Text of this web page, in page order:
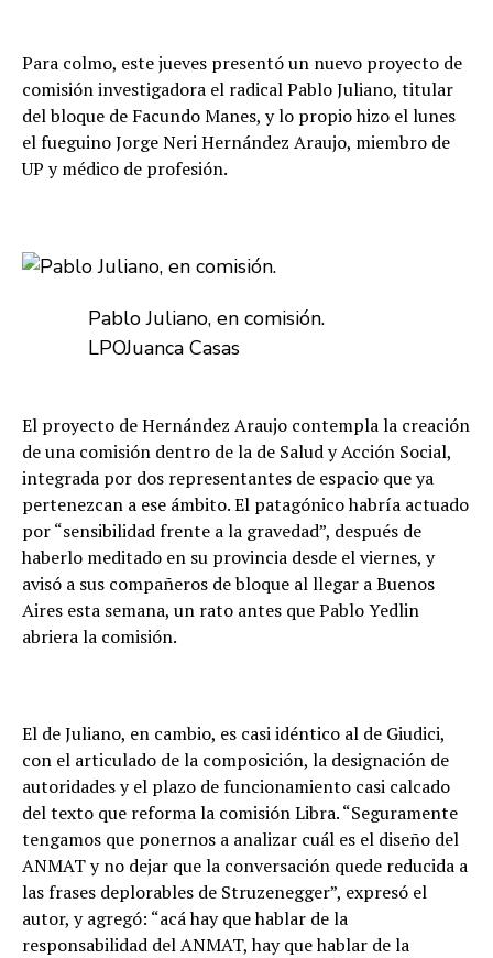
Para colmo, este jueves presentó un nuevo proyecto de
comisión investigadora el radical Pablo Juliano, titular
del bloque de Facundo Manes, y lo propio hizo el lunes
el fueguino Jorge Neri Hernández Araujo, miembro de
UP y médico de profesión.
Pablo Juliano, en comisión.
LPOJuanca Casas
El proyecto de Hernández Araujo contempla la creación
de una comisión dentro de la de Salud y Acción Social,
integrada por dos representantes de espacio que ya
pertenezcan a ese ámbito. El patagónico habría actuado
por “sensibilidad frente a la gravedad”, después de
haberlo meditado en su provincia desde el viernes, y
avisó a sus compañeros de bloque al llegar a Buenos
Aires esta semana, un rato antes que Pablo Yedlin
abriera la comisión.
El de Juliano, en cambio, es casi idéntico al de Giudici,
con el articulado de la composición, la designación de
autoridades y el plazo de funcionamiento casi calcado
del texto que reforma la comisión Libra. “Seguramente
tengamos que ponernos a analizar cuál es el diseño del
ANMAT y no dejar que la conversación quede reducida a
las frases deplorables de Struzenegger”, expresó el
autor, y agregó: “acá hay que hablar de la
responsabilidad del ANMAT, hay que hablar de la